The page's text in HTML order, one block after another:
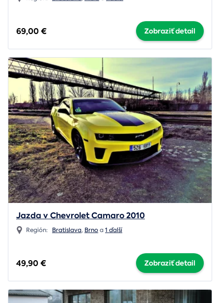
69,00 € Zobraziť detail
Jazda v Chevrolet Camaro 2010
Región: Bratislava, Brnoa 1 ďalší
49,90 € Zobraziť detail